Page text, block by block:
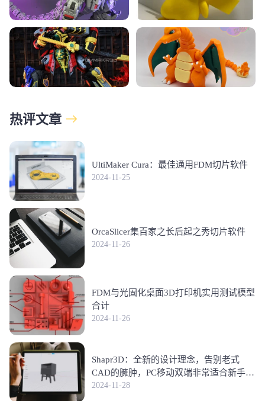
热评文章
UltiMaker Cura：最佳通用FDM切片软件
2024-11-25
OrcaSlicer集百家之长后起之秀切片软件
2024-11-26
FDM与光固化桌面3D打印机实用测试模型
合计
2024-11-26
Shapr3D：全新的设计理念，告别老式
CAD的臃肿，PC移动双端非常适合新手学
习符合3D打印建模的未来
2024-11-28